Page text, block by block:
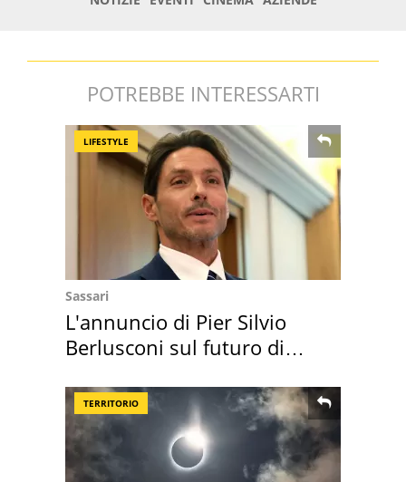
POTREBBE INTERESSARTI
LIFESTYLE
Sassari
L'annuncio di Pier Silvio
Berlusconi sul futuro di
TERRITORIO